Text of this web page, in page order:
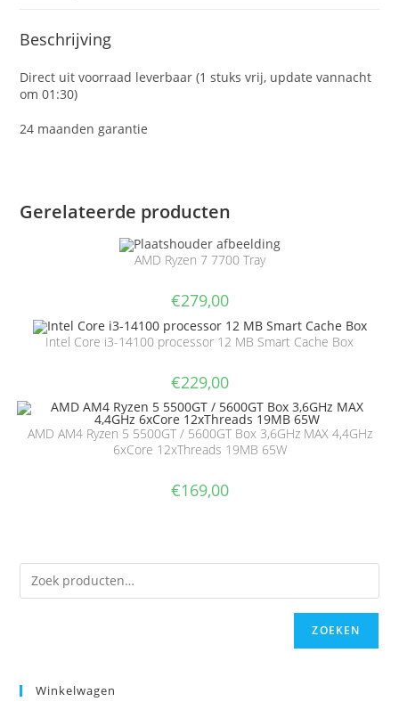
Beschrijving
Direct uit voorraad leverbaar (1 stuks vrij, update vannacht
om 01:30)
24 maanden garantie
Gerelateerde producten
AMD Ryzen 7 7700 Tray
€279,00
Intel Core i3-14100 processor 12 MB Smart Cache Box
€229,00
AMD AM4 Ryzen 5 5500GT / 5600GT Box 3,6GHz MAX 4,4GHz
6xCore 12xThreads 19MB 65W
€169,00
ZOEKEN
Winkelwagen